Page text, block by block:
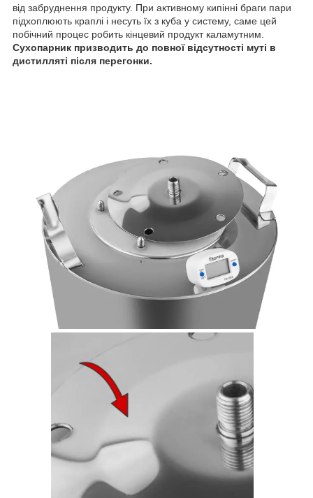
від забруднення продукту. При активному кипінні браги пари
підхоплюють краплі і несуть їх з куба у систему, саме цей
побічний процес робить кінцевий продукт каламутним.
Сухопарник призводить до повної відсутності муті в
дистилляті після перегонки.